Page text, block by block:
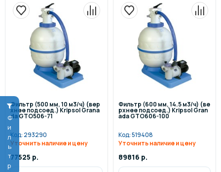
Фильтр
Фильтр (500 мм, 10 м3/ч) (вер
хнее подсоед.) Kripsol Grana
da GTO506-71
Код: 293290
Уточнить наличие и цену
77525 р.
Фильтр (600 мм, 14.5 м3/ч) (ве
рхнее подсоед.) Kripsol Gran
ada GTO606-100
Код:519408
Уточнить наличие и цену
89816 р.